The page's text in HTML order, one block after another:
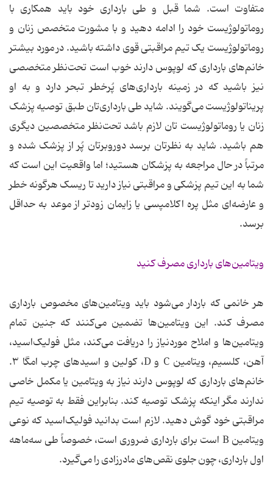
متفاوت است. شما قبل و طی بارداری خود باید همکاری با
روماتولوژیست خود را ادامه دهید و با مشورت متخصص زنان و
روماتولوژیست یک تیم مراقبتی قوی داشته باشید. در مورد بیشتر
خانم‌های بارداری که لوپوس دارند خوب است تحت‌نظر متخصصی
نیز باشید که در زمینه بارداری‌های پُرخطر تبحر دارد و به او
پریناتولوژیست می‌گویند. شاید طی بارداری‌تان طبق توصیه پزشک
زنان یا روماتولوژیست تان لازم باشد تحت‌نظر متخصصین دیگری
هم باشید. شاید به نظرتان برسد دوروبرتان پُر از پزشک شده و
مرتباً در حال مراجعه به پزشکان هستید؛ اما واقعیت این است که
شما به این تیم پزشکی و مراقبتی نیاز دارید تا ریسک هرگونه خطر
و عارضه‌ای مثل پره اکلامپسی یا زایمان زودتر از موعد به حداقل
برسد.
ویتامین‌های بارداری مصرف کنید
هر خانمی که باردار می‌شود باید ویتامین‌های مخصوص بارداری
مصرف کند. این ویتامین‌ها تضمین می‌کنند که جنین تمام
ویتامین‌ها و املاح موردنیاز را دریافت می‌کند، مثل فولیک‌اسید،
آهن، کلسیم، ویتامین C و D، کولین و اسیدهای چرب امگا ۳.
خانم‌های بارداری که لوپوس دارند نیاز به ویتامین یا مکمل خاصی
ندارند مگر اینکه پزشک توصیه کند. بنابراین فقط به توصیه تیم
مراقبتی خود گوش دهید. لازم است بدانید فولیک‌اسید که نوعی
ویتامین B است برای بارداری ضروری است، خصوصاً طی سه‌ماهه
اول بارداری، چون جلوی نقص‌های مادرزادی را می‌گیرد.